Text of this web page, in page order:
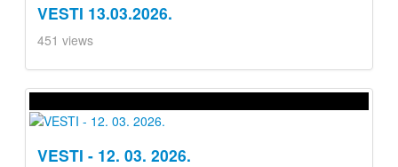
VESTI 13.03.2026.
451 views
VESTI - 12. 03. 2026.